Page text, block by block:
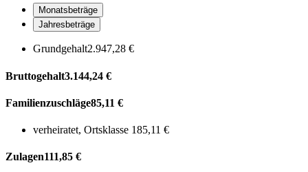
Monatsbeträge
Jahresbeträge
Grundgehalt2.947,28 €
Bruttogehalt3.144,24 €
Familienzuschläge85,11 €
verheiratet, Ortsklasse 185,11 €
Zulagen111,85 €